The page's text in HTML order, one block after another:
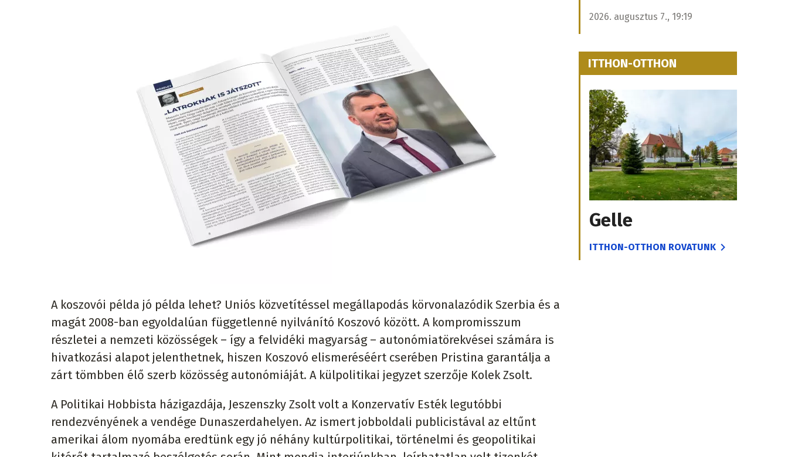
A koszovói példa jó példa lehet? Uniós közvetítéssel megállapodás körvonalazódik Szerbia és a
magát 2008-ban egyoldalúan függetlenné nyilvánító Koszovó között. A kompromisszum
részletei a nemzeti közösségek – így a felvidéki magyarság – autonómiatörekvései számára is
hivatkozási alapot jelenthetnek, hiszen Koszovó elismeréséért cserében Pristina garantálja a
zárt tömbben élő szerb közösség autonómiáját. A külpolitikai jegyzet szerzője Kolek Zsolt.
A Politikai Hobbista házigazdája, Jeszenszky Zsolt volt a Konzervatív Esték legutóbbi
rendezvényének a vendége Dunaszerdahelyen. Az ismert jobboldali publicistával az eltűnt
amerikai álom nyomába eredtünk egy jó néhány kultúrpolitikai, történelmi és geopolitikai
2026. augusztus 7., 19:19
ITTHON-OTTHON
Gelle
ITTHON-OTTHON ROVATUNK